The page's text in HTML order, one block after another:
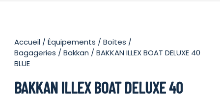
Accueil /Équipements /Boites /
Bagageries /Bakkan / BAKKAN ILLEX BOAT DELUXE 40
BLUE
BAKKAN ILLEX BOAT DELUXE 40